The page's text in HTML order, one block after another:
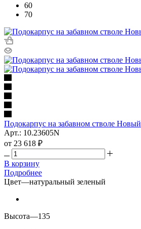
60
70
Подокарпус на забавном стволе Новый
Арт.: 10.23605N
от 23 618 ₽
В корзину
Подробнее
Цвет—натуральный зеленый
Высота—135